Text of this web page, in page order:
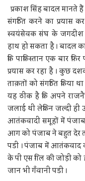
प्रकाश सिंह बादल मानते
संगठित करने का प्रयास
स्वयंसेवक संघ के जगदीश
हाथ हो सकता है । बादल
कि पाकिस्तान एक बार
प्रयास कर रहा है । कुछ
ताक़तों को संगठित किया
यह ठीक है कि अपने
जलाई थी लेकिन जल्दी ही
आतंकवादी समूहों में
आग को पंजाब ने बहुत देर
पडी । पंजाब में आतंकवाद
के पी एस गिल की जोड़ी
जान भी गँवानी पडी ।